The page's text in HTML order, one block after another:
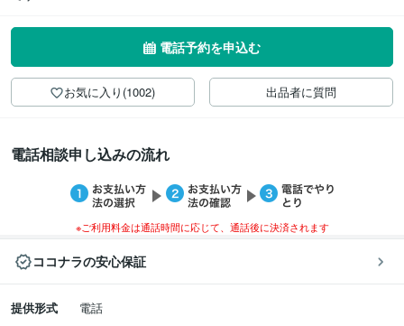
電話予約を申込む
お気に入り(1002) 出品者に質問
電話相談申し込みの流れ
※ご利用料金は通話時間に応じて、通話後に決済されます
ココナラの安心保証
提供形式
電話